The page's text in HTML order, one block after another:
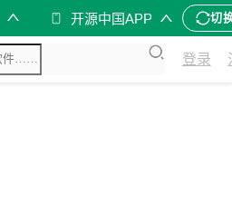
开源中国APP 切
登录